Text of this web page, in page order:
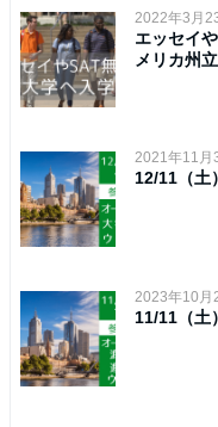
2022年3月
エッセイ
メリカ州
2021年11月
12/11（土
2023年10月
11/11（土